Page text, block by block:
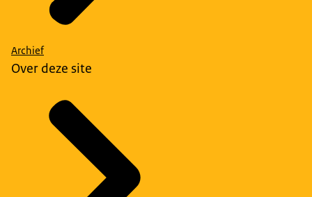
Archief
Over deze site